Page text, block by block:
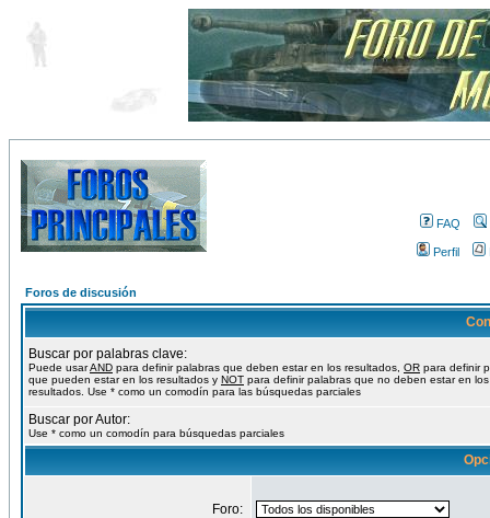
FAQ
Perfil
Foros de discusión
Buscar por palabras clave:
Puede usarAND para definir palabras que deben estar en los resultados, OR para definir
que pueden estar en los resultados y NOT para definir palabras que no deben estar en los
resultados. Use * como un comodín para las búsquedas parciales
Buscar por Autor:
Use * como un comodín para búsquedas parciales
Foro: